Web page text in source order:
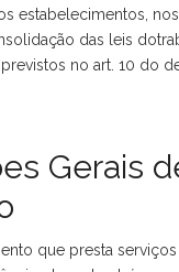
estabelecimentos,
das leis
no art. 10 do
Gerais
que presta